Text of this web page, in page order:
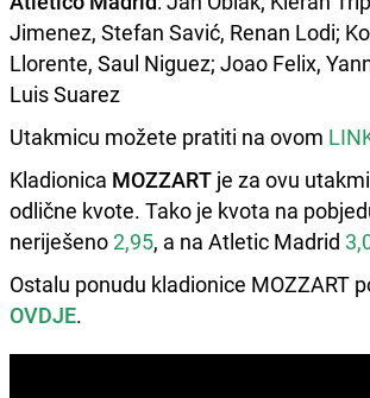
Jimenez, Stefan Savić, Renan Lodi;
Llorente, Saul Niguez; Joao Felix,
Luis Suarez
Utakmicu možete pratiti na ovom
Kladionica MOZZART je za ovu
odlične kvote. Tako je kvota na
neriješeno2,95, a na Atletic Madrid
Ostalu ponudu kladionice MOZZART
OVDJE.